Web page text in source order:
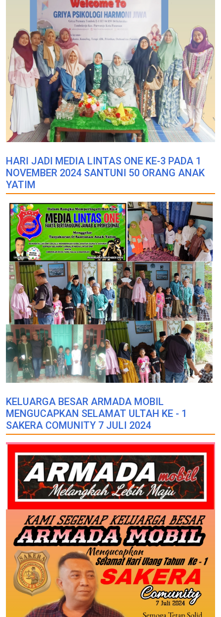
HARI JADI MEDIA LINTAS ONE KE-3 PADA 1
NOVEMBER 2024 SANTUNI 50 ORANG ANAK
YATIM
KELUARGA BESAR ARMADA MOBIL
MENGUCAPKAN SELAMAT ULTAH KE - 1
SAKERA COMUNITY 7 JULI 2024